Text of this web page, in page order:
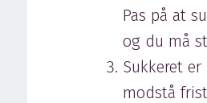
Pas på at
og du må
Sukkeret
modstå